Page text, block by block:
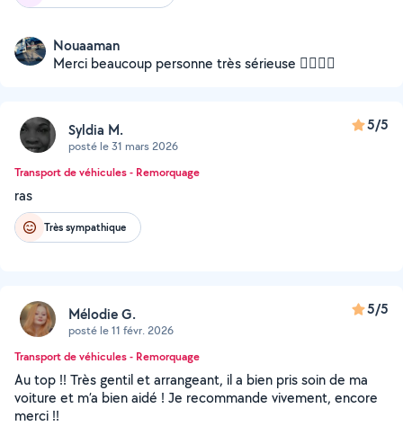
Nouaaman
Merci beaucoup personne très sérieuse 👌🏽🙏🏽
Syldia M.
posté le 31 mars 2026
5/5
Transport de véhicules - Remorquage
ras
Très sympathique
Mélodie G.
posté le 11 févr. 2026
5/5
Transport de véhicules - Remorquage
Au top !! Très gentil et arrangeant, il a bien pris soin de ma
voiture et m’a bien aidé ! Je recommande vivement, encore
merci !!